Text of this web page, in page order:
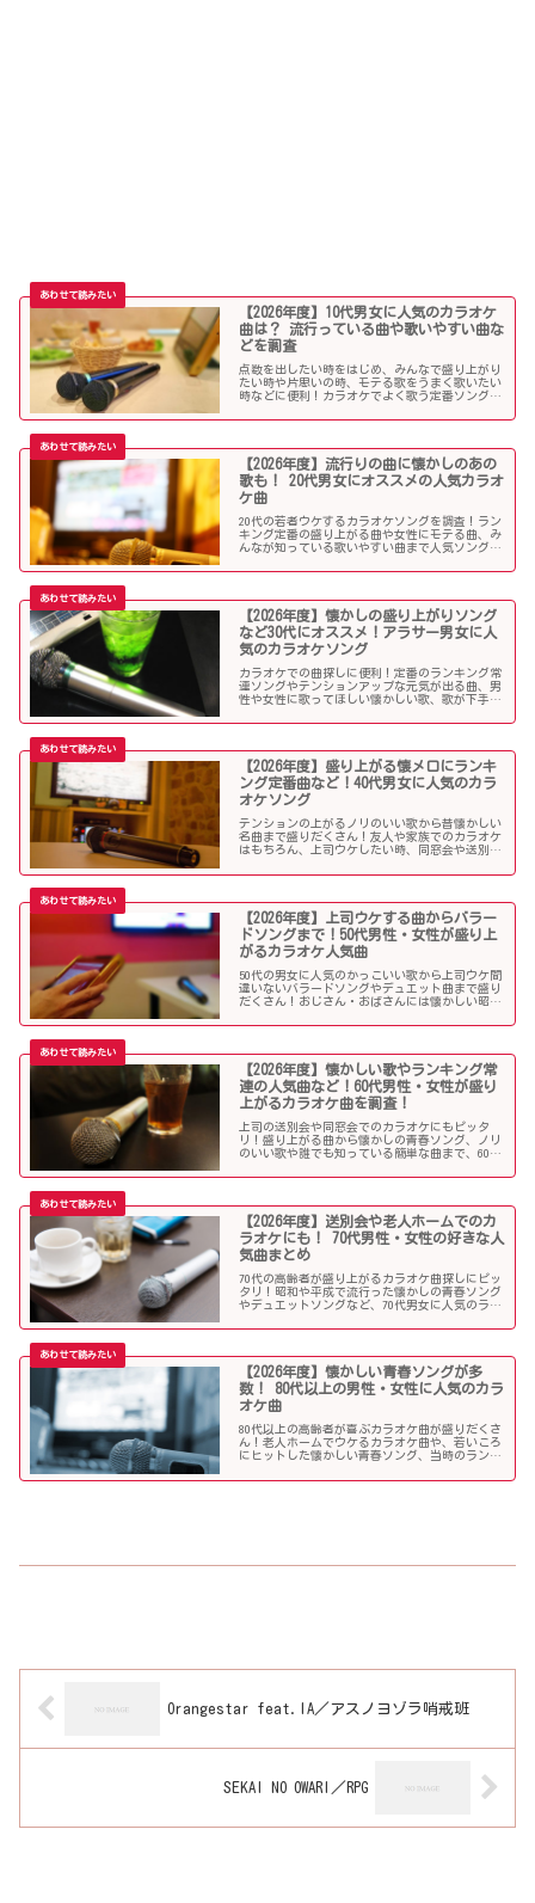
【2026年度】10代男女に人気のカラオケ
曲は？ 流行っている曲や歌いやすい曲な
どを調査
点数を出したい時をはじめ、みんなで盛り上がり
たい時や片思いの時、モテる歌をうまく歌いたい
時などに便利！カラオケでよく歌う定番ソングか
っ盛りの10代男子・女子にオススメの人気カラオ
【2026年度】流行りの曲に懐かしのあの
歌も！ 20代男女にオススメの人気カラオ
ケ曲
20代の若者ウケするカラオケソングを調査！ラン
キング定番の盛り上がる曲や女性にモテる曲、み
んなが知っている歌いやすい曲まで人気ソングが
別会、上司ウケしたい時などにオススメです！
【2026年度】懐かしの盛り上がりソング
など30代にオススメ！アラサー男女に人
気のカラオケソング
カラオケでの曲探しに便利！定番のランキング常
連ソングやテンションアップな元気が出る曲、男
性や女性に歌ってほしい懐かしい歌、歌が下手で
カラオケ曲をご紹介します！
【2026年度】盛り上がる懐メロにランキ
ング定番曲など！40代男女に人気のカラ
オケソング
テンションの上がるノリのいい歌から昔懐かしい
名曲まで盛りだくさん！友人や家族でのカラオケ
はもちろん、上司ウケしたい時、同窓会や送別会
ッとくるようなカラオケソングを探している方も
【2026年度】上司ウケする曲からバラー
ドソングまで！50代男性・女性が盛り上
がるカラオケ人気曲
50代の男女に人気のかっこいい歌から上司ウケ間
違いないバラードソングやデュエット曲まで盛り
だくさん！おじさん・おばさんには懐かしい昭和
懐メロも多数。みんなが知っている曲は音痴でも
はず！
【2026年度】懐かしい歌やランキング常
連の人気曲など！60代男性・女性が盛り
上がるカラオケ曲を調査！
上司の送別会や同窓会でのカラオケにもピッタ
リ！盛り上がる曲から懐かしの青春ソング、ノリ
のいい歌や誰でも知っている簡単な曲まで、60代
でご紹介します！
【2026年度】送別会や老人ホームでのカ
ラオケにも！ 70代男性・女性の好きな人
気曲まとめ
70代の高齢者が盛り上がるカラオケ曲探しにピッ
タリ！昭和や平成で流行った懐かしの青春ソング
やデュエットソングなど、70代男女に人気のラン
ウケる曲、老人に喜ばれる曲が詰まったラインナ
【2026年度】懐かしい青春ソングが多
数！ 80代以上の男性・女性に人気のカラ
オケ曲
80代以上の高齢者が喜ぶカラオケ曲が盛りだくさ
ん！老人ホームでウケるカラオケ曲や、若いころ
にヒットした懐かしい青春ソング、当時のランキ
た！
Orangestar feat.IA／アスノヨゾラ哨戒班
SEKAI NO OWARI／RPG